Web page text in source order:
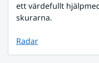
ett värdefullt
skurarna.
Radar